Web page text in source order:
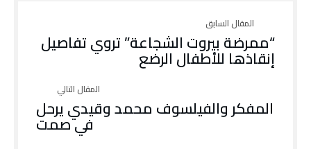
“ممرضة بيروت الشجاعة” تروي تفاصيل
إنقاذها للأطفال الرضع
المفكر والفيلسوف محمد وقيدي يرحل
في صمت